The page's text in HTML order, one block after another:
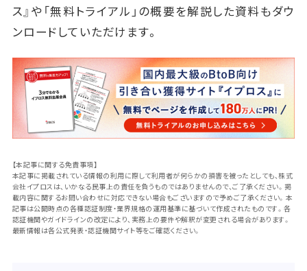
ス』や「無料トライアル」の概要を解説した資料もダウ
ンロードしていただけます。
【本記事に関する免責事項】
本記事に掲載されている情報の利用に際して利用者が何らかの損害を被ったとしても、株式
会社イプロスは、いかなる民事上の責任を負うものではありませんので、ご了承ください。掲
載内容に関するお問い合わせに対応できない場合もございますので予めご了承ください。本
記事は公開時点の各種認証制度・業界規格の運用基準に基づいて作成されたものです。各
認証機関やガイドラインの改定により、実務上の要件や解釈が変更される場合があります。
最新情報は各公式発表・認証機関サイト等をご確認ください。